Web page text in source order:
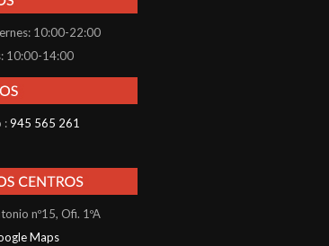
10:00-22:00
14:00
:945 565 261
nº15, Ofi. 1ºA
Maps